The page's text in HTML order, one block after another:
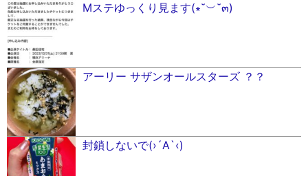
Mステゆっくり見ます(∗˘︶˘๓)
アーリー サザンオールスターズ ？？
封鎖しないで(›´A`‹)